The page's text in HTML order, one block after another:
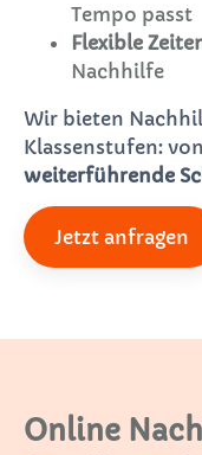
Tempo passt
Flexible
Nachhilfe
Wir bieten
Klassenstufen:
weiterführende
Jetzt anfragen
Online